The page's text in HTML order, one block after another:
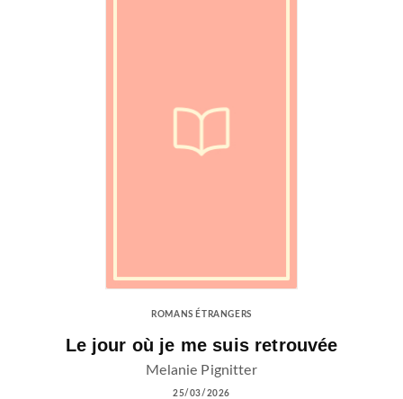
ROMANS ÉTRANGERS
Le jour où je me suis retrouvée
Melanie Pignitter
25/03/2026